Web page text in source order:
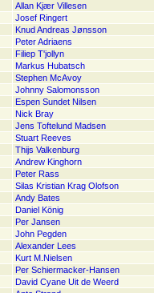
Allan Kjær Villesen
Josef Ringert
Knud Andreas Jønsson
Peter Adriaens
Filiep T'jollyn
Markus Hubatsch
Stephen McAvoy
Johnny Salomonsson
Espen Sundet Nilsen
Nick Bray
Jens Toftelund Madsen
Stuart Reeves
Thijs Valkenburg
Andrew Kinghorn
Peter Rass
Silas Kristian Krag Olofson
Andy Bates
Daniel König
Per Jansen
John Pegden
Alexander Lees
Kurt M.Nielsen
Per Schiermacker-Hansen
David Cyane Uit de Weerd